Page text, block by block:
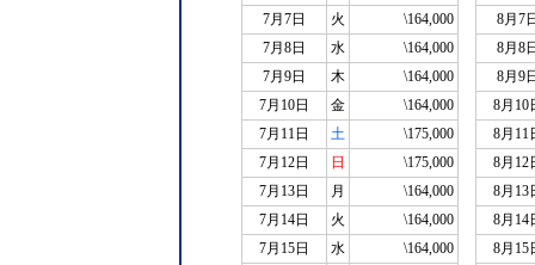
7月7日
火
\164,000
7月8日
水
\164,000
7月9日
木
\164,000
7月10日
金
\164,000
7月11日
土
\175,000
7月12日
日
\175,000
7月13日
月
\164,000
7月14日
火
\164,000
7月15日
水
\164,000
8月7
8月8
8月9
8月10
8月11
8月12
8月13
8月14
8月15